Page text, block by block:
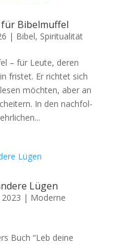
Bibelmuffel
| Bibel, Spiritualität
– für Leute, deren
fris­tet. Er richtet sich
möcht­en, aber an
In den nach­fol­
Lügen
| Moderne
Buch “Leb deine